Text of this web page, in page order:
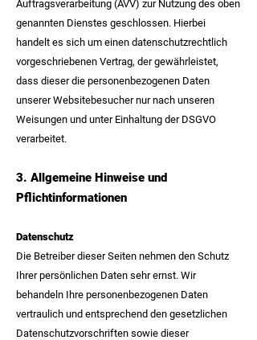
Auftragsverarbeitung (AVV) zur Nutzung des oben
genannten Dienstes geschlossen. Hierbei
handelt es sich um einen datenschutzrechtlich
vorgeschriebenen Vertrag, der gewährleistet,
dass dieser die personenbezogenen Daten
unserer Websitebesucher nur nach unseren
Weisungen und unter Einhaltung der DSGVO
verarbeitet.
3. Allgemeine Hinweise und
Pflichtinformationen
Datenschutz
Die Betreiber dieser Seiten nehmen den Schutz
Ihrer persönlichen Daten sehr ernst. Wir
behandeln Ihre personenbezogenen Daten
vertraulich und entsprechend den gesetzlichen
Datenschutzvorschriften sowie dieser